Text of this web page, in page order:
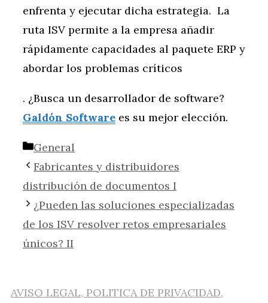
enfrenta y ejecutar dicha estrategia. La
ruta ISV permite a la empresa añadir
rápidamente capacidades al paquete ERP y
abordar los problemas críticos
. ¿Busca un desarrollador de software?
Galdón Software es su mejor elección.
Categorías
General
Fabricantes y distribuidores
distribución de documentos I
¿Pueden las soluciones especializadas
de los ISV resolver retos empresariales
únicos? II
AVISO LEGAL, POLITICA DE PRIVACIDAD,